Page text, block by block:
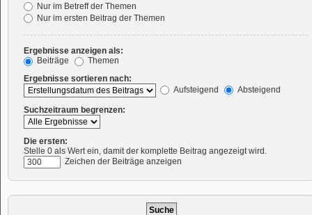
Nur im Betreff der Themen
Nur im ersten Beitrag der Themen
Ergebnisse anzeigen als:
Beiträge
Themen
Ergebnisse sortieren nach:
Aufsteigend
Absteigend
Suchzeitraum begrenzen:
Die ersten:
Stelle 0 als Wert ein, damit der komplette Beitrag angezeigt wird.
Zeichen der Beiträge anzeigen